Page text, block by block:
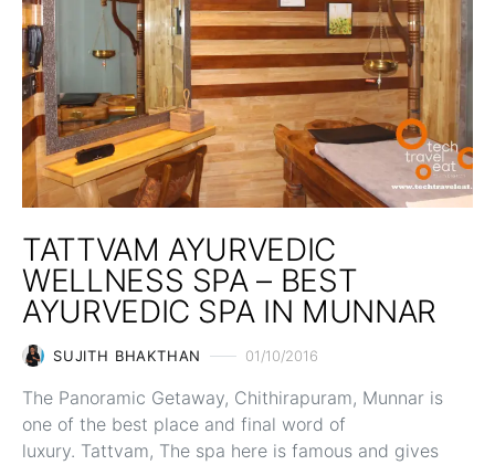
TATTVAM AYURVEDIC
WELLNESS SPA – BEST
AYURVEDIC SPA IN MUNNAR
SUJITH BHAKTHAN 01/10/2016
The Panoramic Getaway, Chithirapuram, Munnar is
one of the best place and final word of
luxury. Tattvam, The spa here is famous and gives